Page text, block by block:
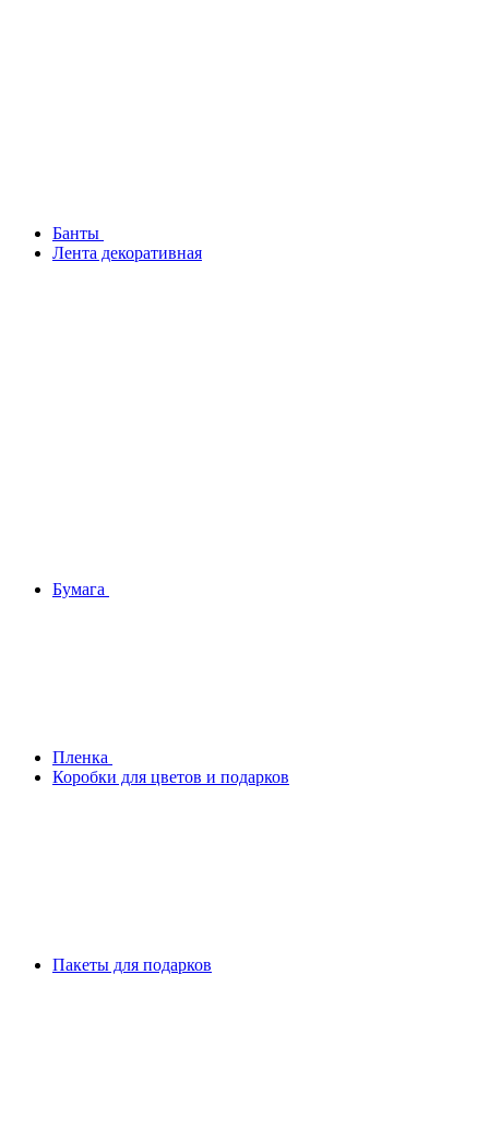
Банты
Лента декоративная
Бумага
Плeнка
Коробки для цветов и подарков
Пакеты для подарков